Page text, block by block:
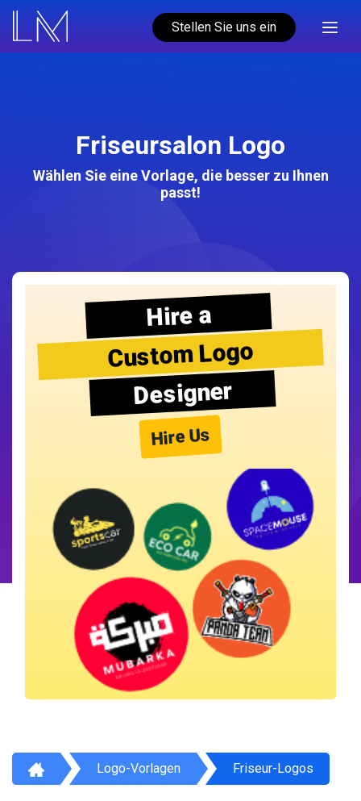
Stellen Sie uns ein
Friseursalon Logo
Wählen Sie eine Vorlage, die besser zu Ihnen
passt!
Hire a
Custom Logo
Designer
Hire Us
Logo-Vorlagen Friseur-Logos